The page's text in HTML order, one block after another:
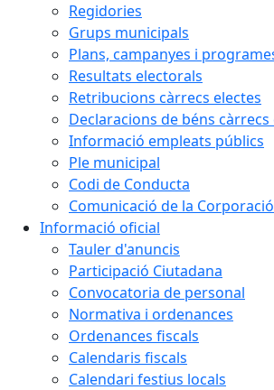
Regidories
Grups municipals
Plans, campanyes i
Resultats electorals
Retribucions càrrecs electes
Declaracions de béns càrrecs
Informació empleats públics
Ple municipal
Codi de Conducta
Comunicació de la Corporació
Informació oficial
Tauler d'anuncis
Participació Ciutadana
Convocatoria de personal
Normativa i ordenances
Ordenances fiscals
Calendaris fiscals
Calendari festius locals